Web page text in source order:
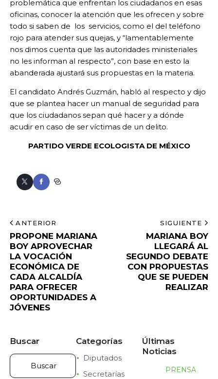
problemática que enfrentan los ciudadanos en esas
oficinas, conocer la atención que les ofrecen y sobre
todo si saben de los servicios, como el del teléfono
rojo para atender sus quejas, y “lamentablemente
nos dimos cuenta que las autoridades ministeriales
no les informan al respecto”, con base en esto la
abanderada ajustará sus propuestas en la materia.
El candidato Andrés Guzmán, habló al respecto y dijo
que se plantea hacer un manual de seguridad para
que los ciudadanos sepan qué hacer y a dónde
acudir en caso de ser víctimas de un delito.
PARTIDO VERDE ECOLOGISTA DE MÉXICO
ANTERIOR
PROPONE MARIANA
BOY APROVECHAR
LA VOCACIÓN
ECONÓMICA DE
CADA ALCALDÍA
PARA OFRECER
OPORTUNIDADES A
JÓVENES
SIGUIENTE
MARIANA BOY
LLEGARÁ AL
SEGUNDO DEBATE
CON PROPUESTAS
QUE SE PUEDEN
REALIZAR
Buscar Categorías
Diputados
Secretarías
Últimas
Noticias
PRENSA